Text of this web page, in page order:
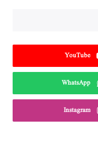
YouTube
WhatsApp
Instagram